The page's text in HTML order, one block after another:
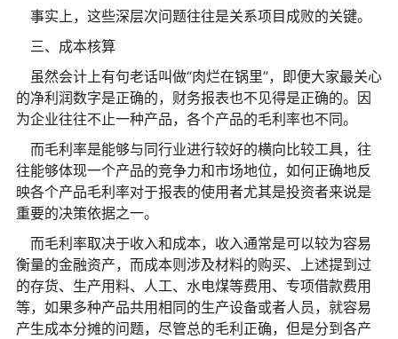
事实上，这些深层次问题往往是关系项目成败的关键。
三、成本核算
虽然会计上有句老话叫做“肉烂在锅里”，即便大家最关心
的净利润数字是正确的，财务报表也不见得是正确的。因
为企业往往不止一种产品，各个产品的毛利率也不同。
而毛利率是能够与同行业进行较好的横向比较工具，往
往能够体现一个产品的竞争力和市场地位，如何正确地反
映各个产品毛利率对于报表的使用者尤其是投资者来说是
重要的决策依据之一。
而毛利率取决于收入和成本，收入通常是可以较为容易
衡量的金融资产，而成本则涉及材料的购买、上述提到过
的存货、生产用料、人工、水电煤等费用、专项借款费用
等，如果多种产品共用相同的生产设备或者人员，就容易
产生成本分摊的问题，尽管总的毛利正确，但是分到各产